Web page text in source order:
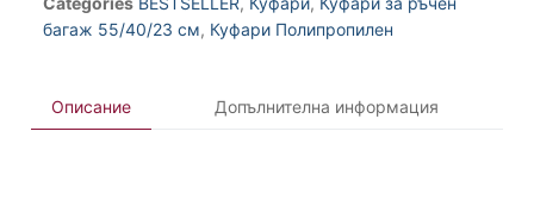
багаж 55/40/23 см, Куфари Полипропилен
Описание Допълнителна информация